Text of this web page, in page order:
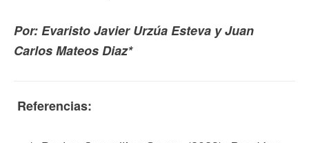
Por: Evaristo Javier Urzúa Esteva y Juan
Carlos Mateos Diaz*
Referencias: